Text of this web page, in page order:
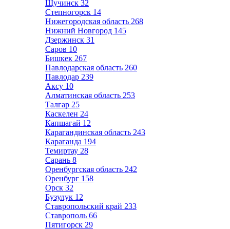
Щучинск 32
Степногорск 14
Нижегородская область 268
Нижний Новгород 145
Дзержинск 31
Саров 10
Бишкек 267
Павлодарская область 260
Павлодар 239
Аксу 10
Алматинская область 253
Талгар 25
Каскелен 24
Капшагай 12
Карагандинская область 243
Караганда 194
Темиртау 28
Сарань 8
Оренбургская область 242
Оренбург 158
Орск 32
Бузулук 12
Ставропольский край 233
Ставрополь 66
Пятигорск 29